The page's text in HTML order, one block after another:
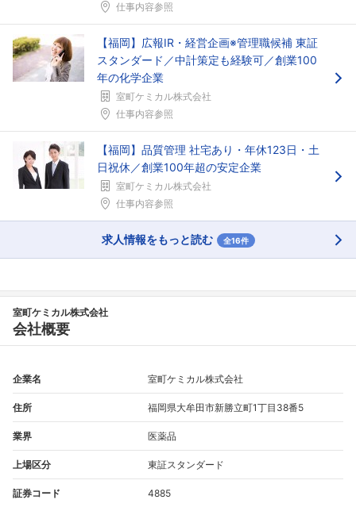
仕事内容参照
【福岡】広報IR・経営企画※管理職候補 東証
スタンダード／中計策定も経験可／創業100
年の化学企業
室町ケミカル株式会社
仕事内容参照
【福岡】品質管理 社宅あり・年休123日・土
日祝休／創業100年超の安定企業
室町ケミカル株式会社
仕事内容参照
求人情報をもっと読む 全16件
室町ケミカル株式会社
会社概要
企業名 室町ケミカル株式会社
住所 福岡県大牟田市新勝立町1丁目38番5
業界 医薬品
上場区分 東証スタンダード
証券コード 4885